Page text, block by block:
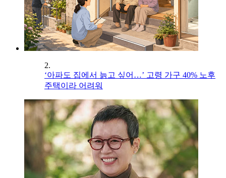
2.
‘아파도 집에서 늙고 싶어…’ 고령 가구 40% 노후
주택이라 어려워